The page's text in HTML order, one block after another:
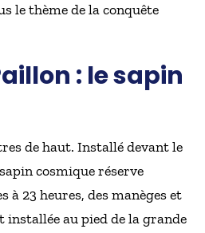
le thème de la conquête
: le sapin
de haut. Installé devant le
cosmique réserve
23 heures, des manèges et
installée au pied de la grande